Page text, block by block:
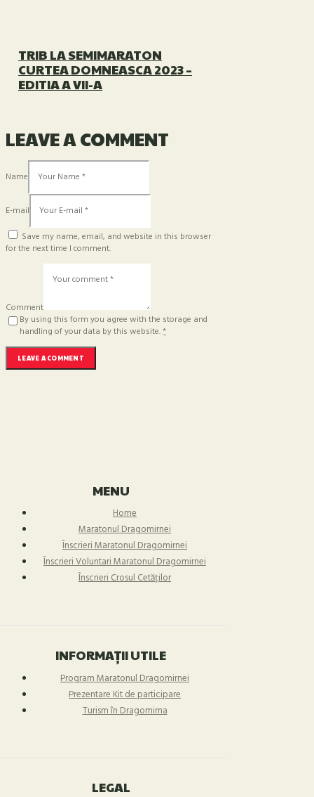
TRIB LA SEMIMARATON
CURTEA DOMNEASCA 2023 –
EDITIA A VII-A
LEAVE A COMMENT
Name
E-mail
Save my name, email, and website in this browser
for the next time I comment.
Comment
By using this form you agree with the storage and
handling of your data by this website.*
MENU
Home
Maratonul Dragomirnei
Înscrieri Maratonul Dragomirnei
Înscrieri Voluntari Maratonul Dragomirnei
Înscrieri Crosul Cetăților
INFORMAȚII UTILE
Program Maratonul Dragomirnei
Prezentare Kit de participare
Turism în Dragomirna
LEGAL